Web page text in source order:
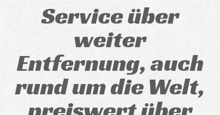
Service über
weiter
Entfernung, auch
rund um die Welt,